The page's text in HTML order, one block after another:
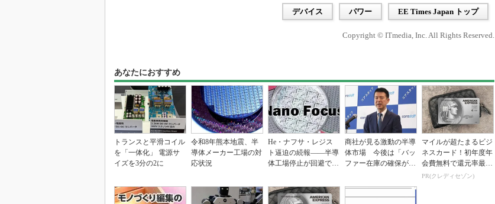
デバイス パワー EE Times Japan トップ
Copyright © ITmedia, Inc. All Rights Reserved.
あなたにおすすめ
トランスと平滑コイル
を「一体化」 電源サ
イズを3分の2に
令和8年熊本地震、半
導体メーカー工場の対
応状況
He・ナフサ・レジス
ト逼迫の続報――半導
体工場停止が回避でき
商社が見る激動の半導
体市場 今後は「バッ
ファー在庫の確保が重
マイルが超たまるビジ
ネスカード！初年度年
会費無料で還元率最大
1.125%
PR(クレディセゾン)